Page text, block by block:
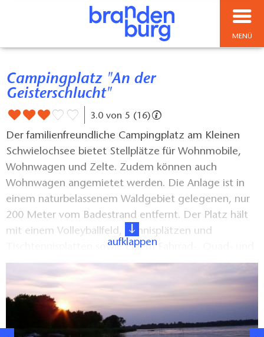
MENÜ
Campingplatz "An der
Geisterschlucht"
3.0 von 5 (16)
Der familienfreundliche Campingplatz am Kleinen
Schwielochsee bietet Stellplätze für Wohnmobile,
Wohnwagen und Zelte. Zudem können auch
Wohnwagen angemietet werden. Die Anlage ist in
einem naturbelassenem Waldgebiet gelegenen, nur
200 Meter vom Badestrand entfernt. Der Platz hält
mit einem Volleyballfeld, Tennisplätzen und
Tischtennisplatten sowie einem Fahrrad-, Quad- und
Bootsverleih ein umfangreiches Sport- und
Freizeitangebot für die Gäste bereit. Für Kinder
können Spielgeräte ausgeliehen werden und für den
Badespaß sorgt am Strand eine Riesenrutsche. Ein
Geschäft steht für Einkäufe zur Verfügung.
aufklappen